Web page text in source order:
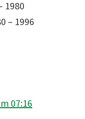
1980
– 1996
07:16